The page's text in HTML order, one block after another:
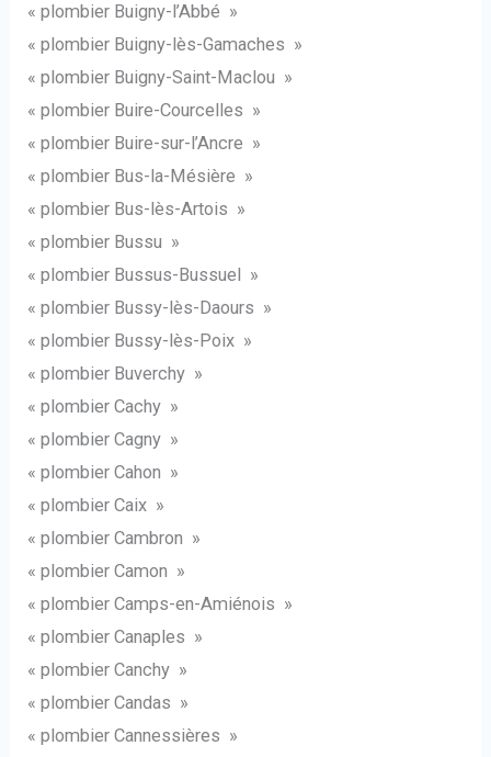
« plombier Buigny-l’Abbé »
« plombier Buigny-lès-Gamaches »
« plombier Buigny-Saint-Maclou »
« plombier Buire-Courcelles »
« plombier Buire-sur-l’Ancre »
« plombier Bus-la-Mésière »
« plombier Bus-lès-Artois »
« plombier Bussu »
« plombier Bussus-Bussuel »
« plombier Bussy-lès-Daours »
« plombier Bussy-lès-Poix »
« plombier Buverchy »
« plombier Cachy »
« plombier Cagny »
« plombier Cahon »
« plombier Caix »
« plombier Cambron »
« plombier Camon »
« plombier Camps-en-Amiénois »
« plombier Canaples »
« plombier Canchy »
« plombier Candas »
« plombier Cannessières »